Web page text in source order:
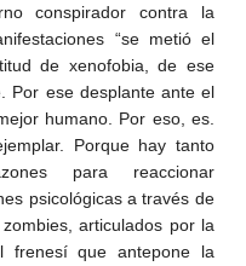
conspirador contra la
“se metió el
de xenofobia, de ese
Por ese desplante ante el
humano. Por eso, es.
Porque hay tanto
para reaccionar
psicológicas a través de
articulados por la
frenesí que antepone la